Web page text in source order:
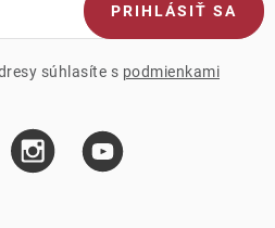
súhlasíte s podmienkami
PRIHLÁSIŤ SA